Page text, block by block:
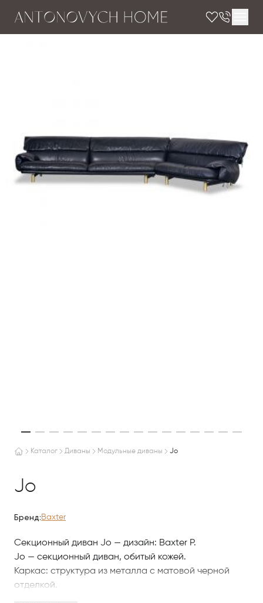
Каталог Диваны Модульные диваны Jo
Jo
Бренд: Baxter
Секционный диван Jo — дизайн: Baxter P.
Jo — секционный диван, обитый кожей.
Каркас: структура из металла с матовой черной
отделкой.